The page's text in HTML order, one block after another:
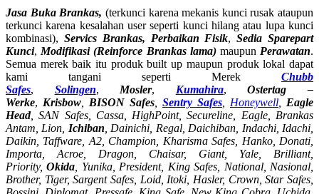
Jasa Buka Brankas, (terkunci karena mekanis kunci rusak ataupun
terkunci karena kesalahan user seperti kunci hilang atau lupa kunci
kombinasi), Servics Brankas, Perbaikan Fisik,Sedia Sparepart
Kunci, Modifikasi (Reinforce Brankas lama)maupun Perawatan.
Semua merek baik itu produk built up maupun produk lokal dapat
kami tangani seperti Merek Chubb
Safes, Solingen, Mosler, Kumahira,Ostertag –
Werke, Krisbow BISON Safes Sentry Safes Honeywell
Eagle
Head, SAN Safes, Cassa, HighPoint, Secureline, Eagle, Brankas
Antam, Lion, Ichiban , Dainichi, Regal, Daichiban, Indachi, Idachi,
Daikin, Taffware, A2, Champion, Kharisma Safes, Hanko, Donati,
Importa, Acroe, Dragon, Chaisar, Giant, Yale, Brilliant,
Priority,Okida , Yunika, President, King Safes, National, Nasional,
Brother, Tiger, Sargent Safes, Loid, Itoki, Hasler, Crown, Star Safes,